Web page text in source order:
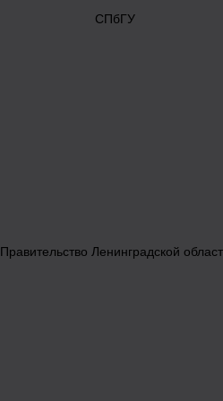
СПбГУ
Правительство Ленинградской